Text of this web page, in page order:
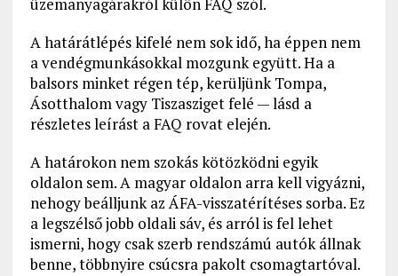
A határátlépés kifelé nem sok idő, ha éppen nem
a vendégmunkásokkal mozgunk együtt. Ha a
balsors minket régen tép, kerüljünk Tompa,
Ásotthalom vagy Tiszasziget felé — lásd a
részletes leírást a FAQ rovat elején.
A határokon nem szokás kötözködni egyik
oldalon sem. A magyar oldalon arra kell vigyázni,
nehogy beálljunk az ÁFA-visszatérítéses sorba. Ez
a legszélső jobb oldali sáv, és arról is fel lehet
ismerni, hogy csak szerb rendszámú autók állnak
benne, többnyire csúcsra pakolt csomagtartóval.